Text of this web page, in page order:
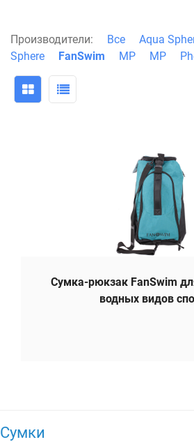
Производители: Все Aqua
Sphere
FanSwim MP MP
Сумка-рюкзак FanSwim
водных видов
Сумки